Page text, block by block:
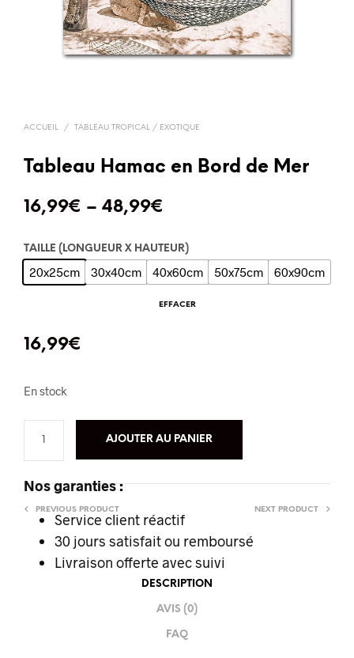
ACCUEIL / TABLEAU TROPICAL / EXOTIQUE
Tableau Hamac en Bord de Mer
16,99€ – 48,99€
TAILLE (LONGUEUR X HAUTEUR)
20x25cm 30x40cm 40x60cm 50x75cm 60x90cm
EFFACER
16,99€
En stock
AJOUTER AU PANIER
Nos garanties :
Service client réactif
30 jours satisfait ou remboursé
Livraison offerteavec suivi
PREVIOUS PRODUCT NEXT PRODUCT
DESCRIPTION
AVIS (0)
FAQ